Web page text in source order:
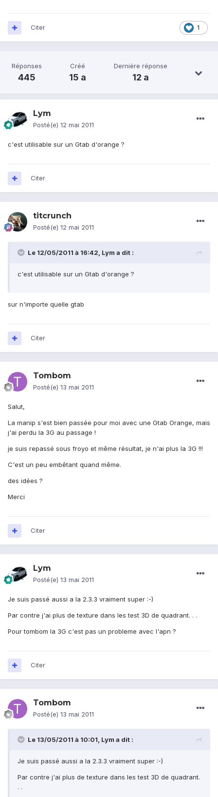
1
Citer
Réponses
445
Créé
15 a
Dernière réponse
12 a
Lym
Posté(e) 12 mai 2011
c'est utilisable sur un Gtab d'orange ?
Citer
titcrunch
Posté(e) 12 mai 2011
Le 12/05/2011 à 16:42, Lym a dit :
c'est utilisable sur un Gtab d'orange ?
sur n'importe quelle gtab
Citer
Tombom
Posté(e) 13 mai 2011
Salut,
La manip s'est bien passée pour moi avec une Gtab Orange, mais
j'ai perdu la 3G au passage !
je suis repassé sous froyo et même résultat, je n'ai plus la 3G !!!
C'est un peu embêtant quand même.
des idées ?
Merci
Citer
Lym
Posté(e) 13 mai 2011
Je suis passé aussi a la 2.3.3 vraiment super :-)
Par contre j'ai plus de texture dans les test 3D de quadrant. . .
Pour tombom la 3G c'est pas un probleme avec l'apn ?
Citer
Tombom
Posté(e) 13 mai 2011
Le 13/05/2011 à 10:01, Lym a dit :
Je suis passé aussi a la 2.3.3 vraiment super :-)
Par contre j'ai plus de texture dans les test 3D de quadrant.
. .